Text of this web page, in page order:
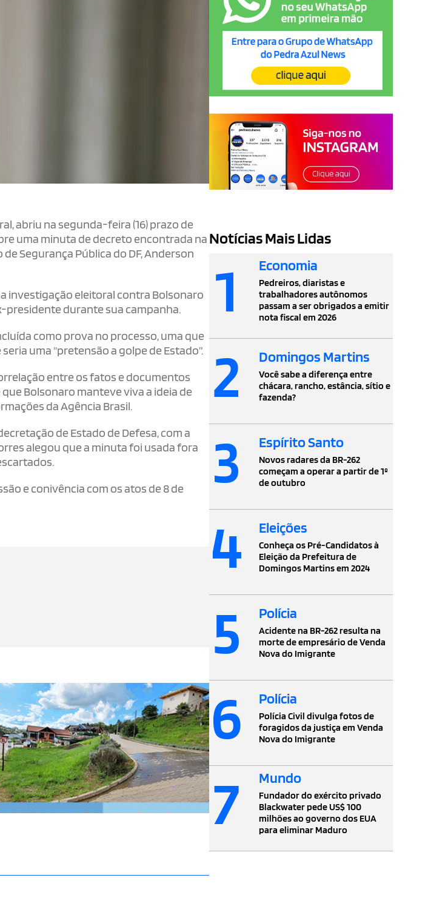
abriu na segunda-feira (16) prazo de
uma minuta de decreto encontrada na
Segurança Pública do DF, Anderson
investigação eleitoral contra Bolsonaro
presidente durante sua campanha.
como prova no processo, uma que
uma "pretensão a golpe de Estado”.
entre os fatos e documentos
Bolsonaro manteve viva a ideia de
da Agência Brasil.
de Estado de Defesa, com a
alegou que a minuta foi usada fora
e conivência com os atos de 8 de
Notícias Mais Lidas
1 Economia
Pedreiros, diaristas e
trabalhadores autônomos
passam a ser obrigados a emitir
nota fiscal em 2026
2 Domingos Martins
Você sabe a diferença entre
chácara, rancho, estância, sítio e
fazenda?
3 Espírito Santo
Novos radares da BR-262
começam a operar a partir de 1º
de outubro
4 Eleições
Conheça os Pré-Candidatos à
Eleição da Prefeitura de
Domingos Martins em 2024
5 Polícia
Acidente na BR-262 resulta na
morte de empresário de Venda
Nova do Imigrante
6 Polícia
Polícia Civil divulga fotos de
foragidos da justiça em Venda
Nova do Imigrante
7 Mundo
Fundador do exército privado
Blackwater pede US$ 100
milhões ao governo dos EUA
para eliminar Maduro